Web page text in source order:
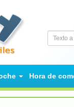
Hora de